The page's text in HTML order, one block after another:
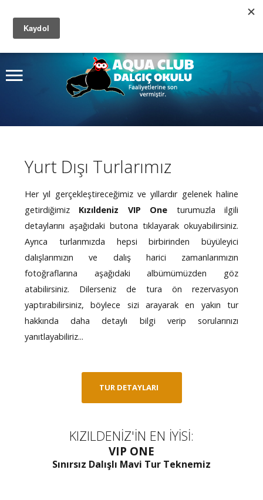
Fotoğraf Albümü
İletişim
Ara
Yurt Dışı Turlarımız
Her yıl gerçekleştireceğimiz ve yıllardır gelenek haline
getirdiğimiz Kızıldeniz VIP One turumuzla ilgili
detaylarını aşağıdaki butona tıklayarak okuyabilirsiniz.
Ayrıca turlarımızda hepsi birbirinden büyüleyici
dalışlarımızın ve dalış harici zamanlarımızın
fotoğraflarına aşağıdaki albümümüzden göz
atabilirsiniz. Dilerseniz de tura ön rezervasyon
yaptırabilirsiniz, böylece sizi arayarak en yakın tur
hakkında daha detaylı bilgi verip sorularınızı
yanıtlayabiliriz...
TUR DETAYLARI
KIZILDENİZ'İN EN İYİSİ:
VIP ONE
Sınırsız Dalışlı Mavi Tur Teknemiz